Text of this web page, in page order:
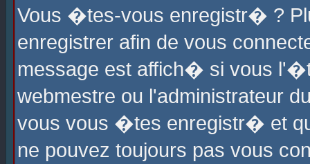
Vous �tes-vous enregistr� ?
enregistrer afin de vous
message est affich� si vous
webmestre ou l'administrateur
vous vous �tes enregistr� et
ne pouvez toujours pas vous